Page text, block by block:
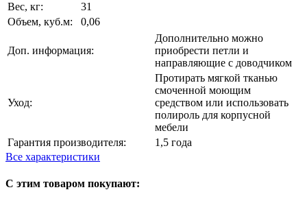
Вес, кг:
31
Объем, куб.м:
0,06
Доп. информация:
Дополнительно можно
приобрести петли и
направляющие с доводчиком
Уход:
Протирать мягкой тканью
смоченной моющим
средством или использовать
полироль для корпусной
мебели
Гарантия производителя:
1,5 года
Все характеристики
С этим товаром покупают: